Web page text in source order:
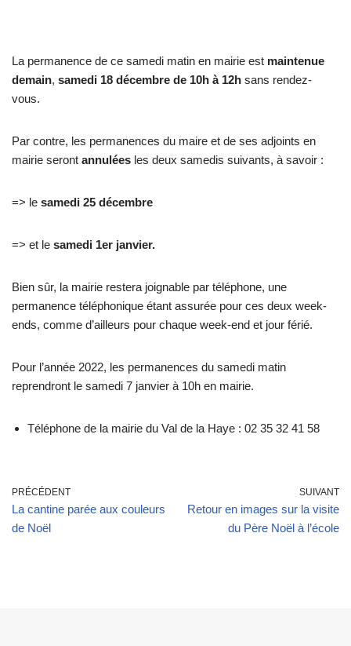
La permanence de ce samedi matin en mairie est maintenue
demain, samedi 18 décembre de 10h à 12h sans rendez-
vous.
Par contre, les permanences du maire et de ses adjoints en
mairie seront annulées les deux samedis suivants, à savoir :
=> le samedi 25 décembre
=> et le samedi 1er janvier.
Bien sûr, la mairie restera joignable par téléphone, une
permanence téléphonique étant assurée pour ces deux week-
ends, comme d’ailleurs pour chaque week-end et jour férié.
Pour l’année 2022, les permanences du samedi matin
reprendront le samedi 7 janvier à 10h en mairie.
Téléphone de la mairie du Val de la Haye : 02 35 32 41 58
PRÉCÉDENT
La cantine parée aux couleurs
de Noël
SUIVANT
Retour en images sur la visite
du Père Noël à l’école